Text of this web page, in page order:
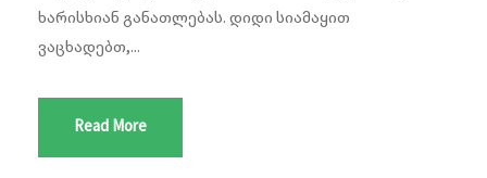
ხარისხიან განათლებას. დიდი სიამაყით
ვაცხადებთ,...
Read More